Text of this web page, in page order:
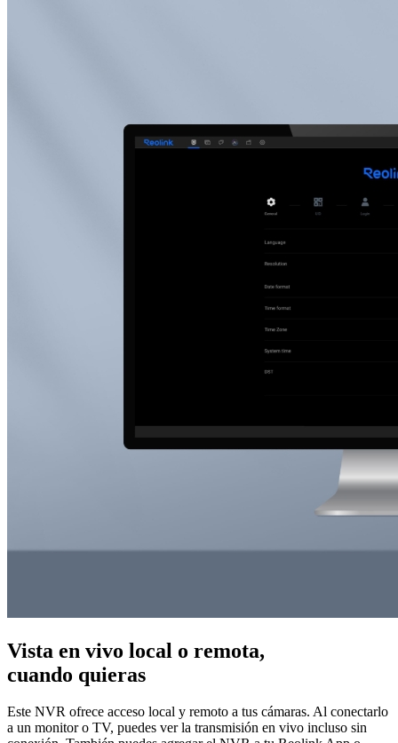
Vista en vivo local o remota,
cuando quieras
Este NVR ofrece acceso local y remoto a tus cámaras. Al conectarlo
a un monitor o TV, puedes ver la transmisión en vivo incluso sin